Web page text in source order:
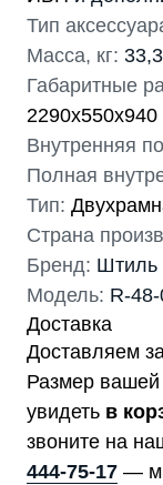
Тип
Масса, кг: 33,3
Габаритные
2290x550x940
Внутренняя
Полная
Тип:
Страна
Бренд: Штиль
Модель: R-
Доставка
Доставляем
Размер вашей
увидеть в
звоните на
444-75-17 —